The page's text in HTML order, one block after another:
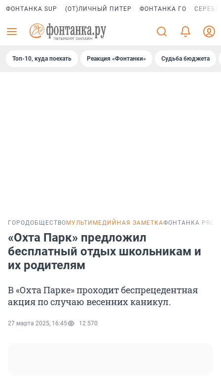
ФОНТАНКА SUP (ОТ)ЛИЧНЫЙ ПИТЕР ФОНТАНКА ГО
Топ-10, куда поехать Реакция «Фонтанки» Судьба бюджета
ГОРОДОБЩЕСТВО МУЛЬТИМЕДИЙНАЯ ЗАМЕТКАФОНТАНКА PRO
«Охта Парк» предложил
бесплатный отдых школьникам и
их родителям
В «Охта Парке» проходит беспрецедентная
акция по случаю весенних каникул.
27 марта 2025, 16:45 12 570